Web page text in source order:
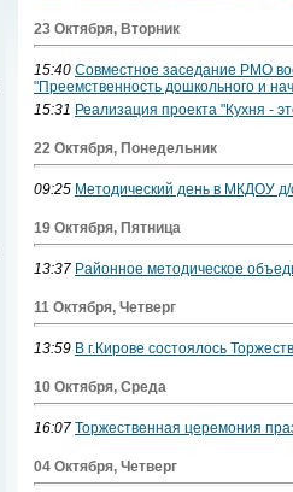
23 Октября, Вторник
15:40 Совместное заседание РМО
"Преемственность дошкольного и
15:31 Реализация проекта "Кухня -
22 Октября, Понедельник
09:25 Методический день в МКДОУ
19 Октября, Пятница
13:37 Районное методическое
11 Октября, Четверг
13:59 В г.Кирове состоялось
10 Октября, Среда
16:07 Торжественная церемония
04 Октября, Четверг